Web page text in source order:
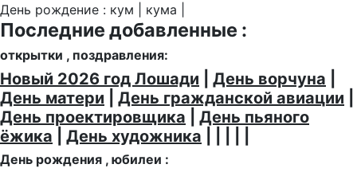
День рождение : кум | кума |
Последние добавленные :
открытки , поздравления:
Новый 2026 год Лошади День ворчуна
День матери
День гражданской авиации
День проектировщика
День пьяного
ёжика
День художника
День рождения , юбилеи :